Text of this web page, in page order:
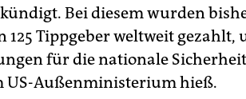
Bei diesem wurden
125 Tippgeber weltweit gezahlt,
für die nationale Sicherheit
US-Außenministerium hieß.